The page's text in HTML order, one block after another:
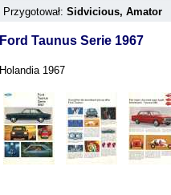
Przygotował: Sidvicious, Amator
Ford Taunus Serie 1967
Holandia 1967